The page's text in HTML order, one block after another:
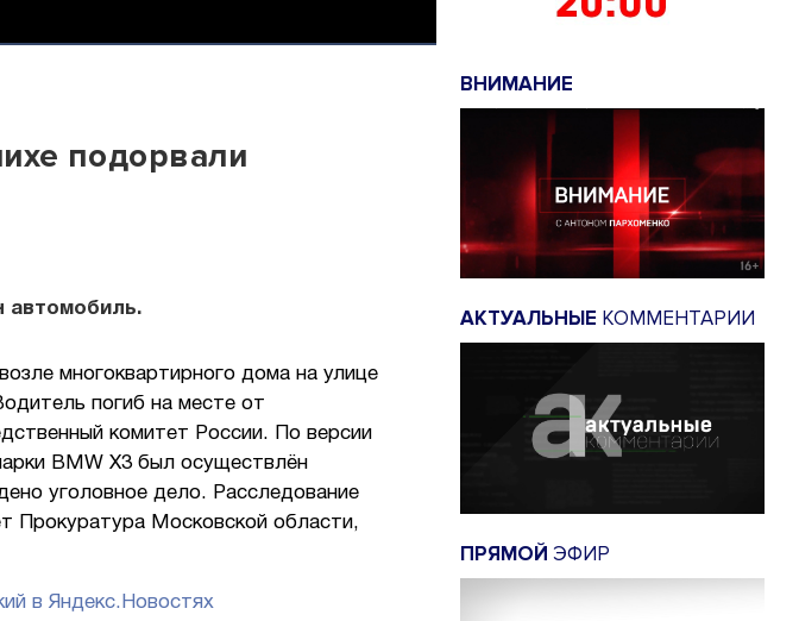
подорвали
автомобиль.
многоквартирного дома на улице
погиб на месте от
комитет России. По версии
BMW X3 был осуществлён
уголовное дело. Расследование
Прокуратура Московской области,
в Яндекс.Новостях
ВНИМАНИЕ
АКТУАЛЬНЫЕ КОММЕНТАРИИ
ПРЯМОЙ ЭФИР